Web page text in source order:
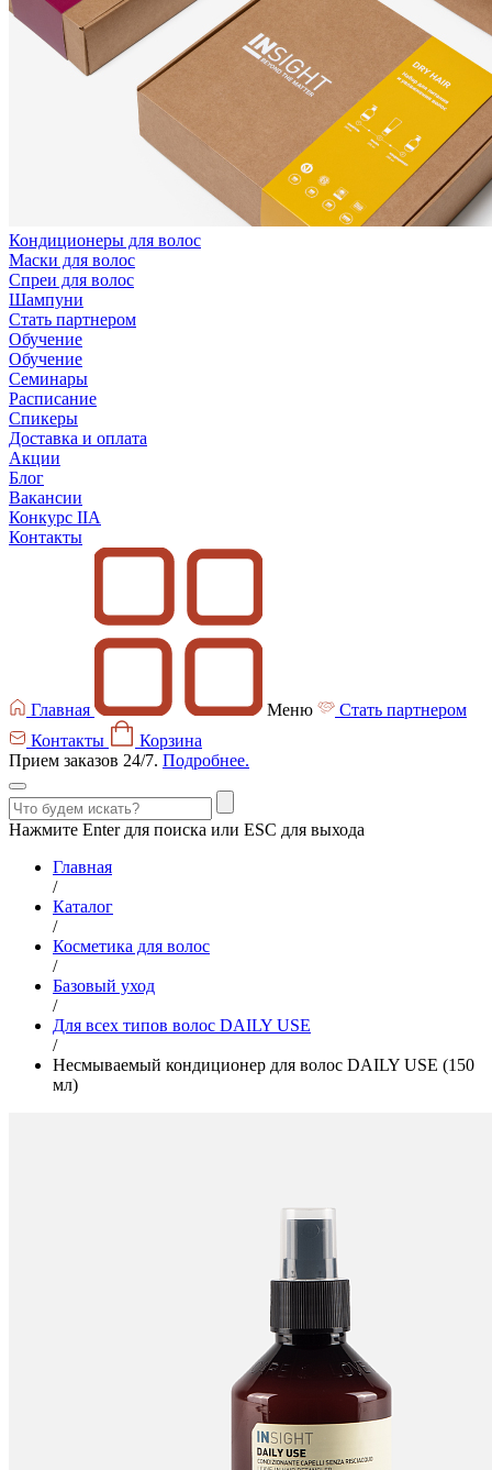
Кондиционеры для волос
Маски для волос
Спреи для волос
Шампуни
Стать партнером
Обучение
Обучение
Семинары
Расписание
Спикеры
Доставка и оплата
Акции
Блог
Вакансии
Конкурс IIA
Контакты
Главная Меню
Стать партнером
Контакты
Корзина
Прием заказов 24/7. Подробнее.
Нажмите Enter для поиска или ESC для выхода
Главная
/
Каталог
/
Косметика для волос
/
Базовый уход
/
Для всех типов волос DAILY USE
/
Несмываемый кондиционер для волос DAILY USE (150
мл)